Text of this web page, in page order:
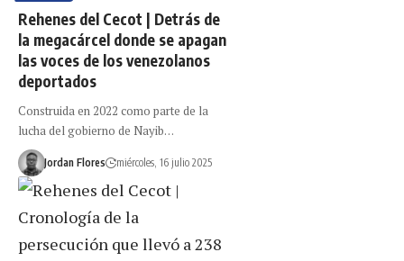
Rehenes del Cecot | Detrás de
la megacárcel donde se apagan
las voces de los venezolanos
deportados
Construida en 2022 como parte de la
lucha del gobierno de Nayib…
Jordan Flores miércoles, 16 julio 2025